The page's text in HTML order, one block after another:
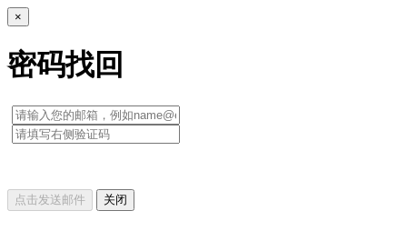
×
密码找回
点击发送邮件 关闭